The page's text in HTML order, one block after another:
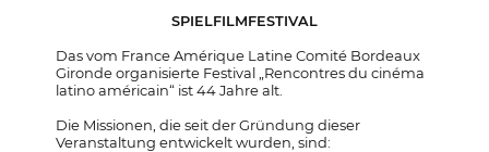
SPIELFILMFESTIVAL
Das vom France Amérique Latine Comité Bordeaux
Gironde organisierte Festival „Rencontres du cinéma
latino américain“ ist 44 Jahre alt.
Die Missionen, die seit der Gründung dieser
Veranstaltung entwickelt wurden, sind: